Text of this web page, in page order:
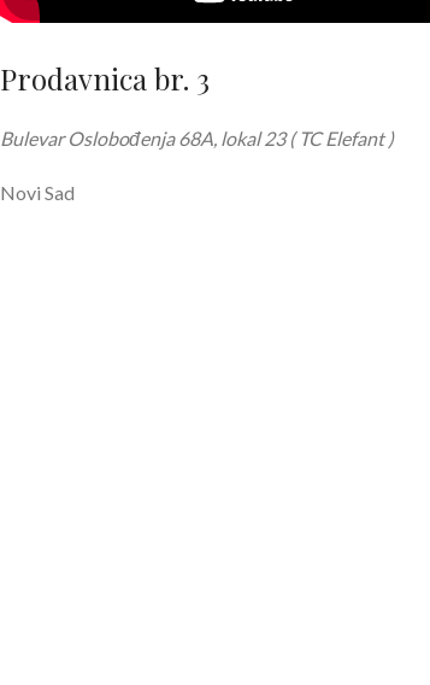
Prodavnica br. 3
Bulevar Oslobođenja 68A, lokal 23 ( TC Elefant )
Novi Sad